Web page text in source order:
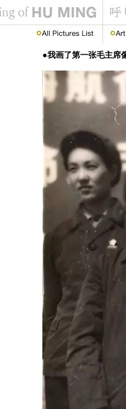
●我画了第一张毛主席